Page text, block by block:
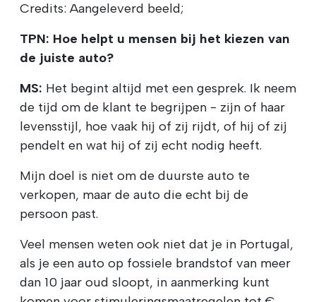
Credits: Aangeleverd beeld;
TPN: Hoe helpt u mensen bij het kiezen van
de juiste auto?
MS: Het begint altijd met een gesprek. Ik neem
de tijd om de klant te begrijpen - zijn of haar
levensstijl, hoe vaak hij of zij rijdt, of hij of zij
pendelt en wat hij of zij echt nodig heeft.
Mijn doel is niet om de duurste auto te
verkopen, maar de auto die echt bij de
persoon past.
Veel mensen weten ook niet dat je in Portugal,
als je een auto op fossiele brandstof van meer
dan 10 jaar oud sloopt, in aanmerking kunt